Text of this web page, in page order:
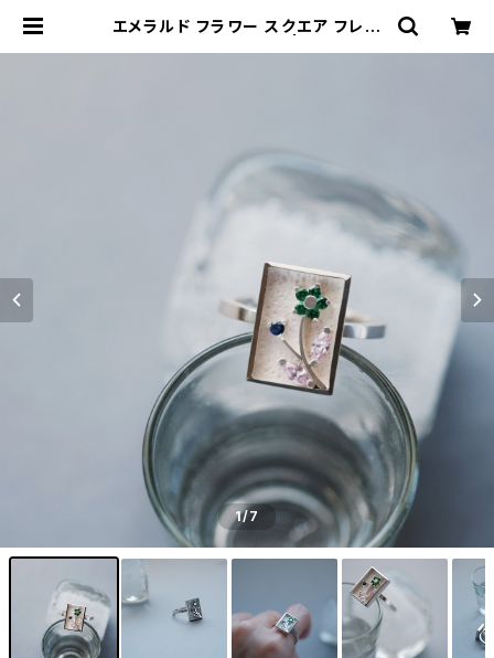
エメラルド フラワー スクエア フレー
1/7